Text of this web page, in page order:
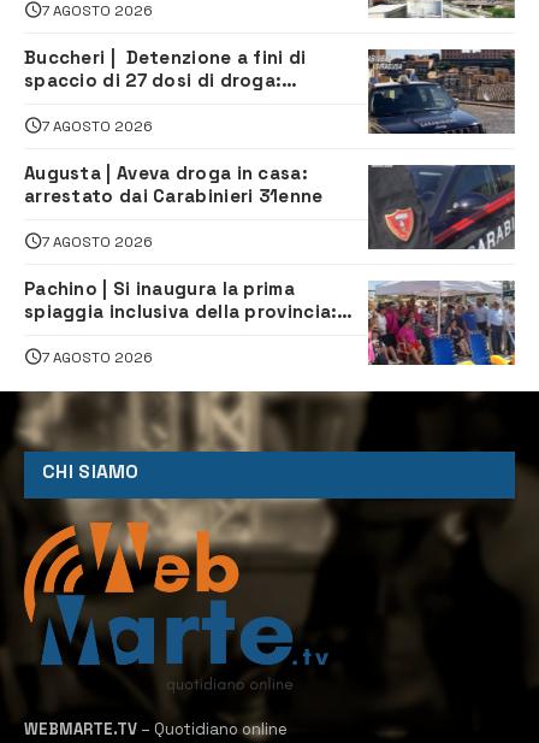
7 AGOSTO 2026
Buccheri | Detenzione a fini di
spaccio di 27 dosi di droga:
7 AGOSTO 2026
Augusta | Aveva droga in casa:
arrestato dai Carabinieri 31enne
7 AGOSTO 2026
Pachino | Si inaugura la prima
spiaggia inclusiva della provincia:
tutti
7 AGOSTO 2026
CHI SIAMO
WEBMARTE.TV – Quotidiano online